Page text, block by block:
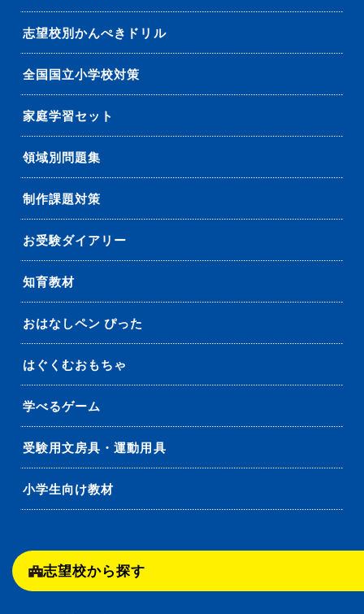
志望校別かんぺきドリル
全国国立小学校対策
家庭学習セット
領域別問題集
制作課題対策
お受験ダイアリー
知育教材
おはなしペン ぴった
はぐくむおもちゃ
学べるゲーム
受験用文房具・運動用具
小学生向け教材
志望校から探す